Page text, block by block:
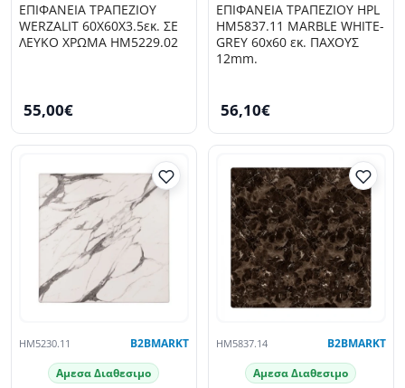
ΕΠΙΦΑΝΕΙΑ ΤΡΑΠΕΖΙΟΥ
WERZALIT 60Χ60Χ3.5εκ. ΣΕ
ΛΕΥΚΟ ΧΡΩΜΑ HM5229.02
55,00€
ΕΠΙΦΑΝΕΙΑ ΤΡΑΠΕΖΙΟΥ HPL
HM5837.11 MARBLE WHITE-
GREY 60x60 εκ. ΠΑΧΟΥΣ
12mm.
56,10€
HM5230.11 B2BMARKT
Αμεσα Διαθεσιμο
HM5837.14 B2BMARKT
Αμεσα Διαθεσιμο